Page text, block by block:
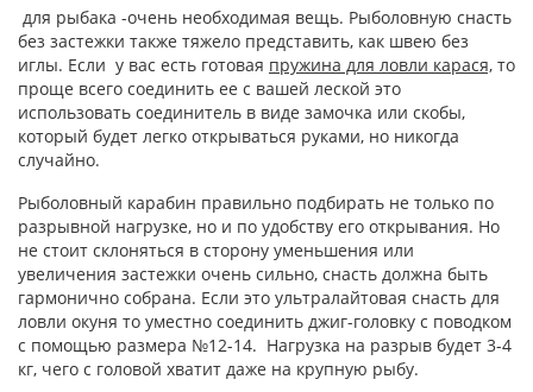
для рыбака -очень необходимая вещь. Рыболовную снасть
без застежки также тяжело представить, как швею без
иглы. Если у вас есть готовая пружина для ловли карася, то
проще всего соединить ее с вашей леской это
использовать соединитель в виде замочка или скобы,
который будет легко открываться руками, но никогда
случайно.
Рыболовный карабин правильно подбирать не только по
разрывной нагрузке, но и по удобству его открывания. Но
не стоит склоняться в сторону уменьшения или
увеличения застежки очень сильно, снасть должна быть
гармонично собрана. Если это ультралайтовая снасть для
ловли окуня то уместно соединить джиг-головку с поводком
с помощью размера №12-14. Нагрузка на разрыв будет 3-4
кг, чего с головой хватит даже на крупную рыбу.